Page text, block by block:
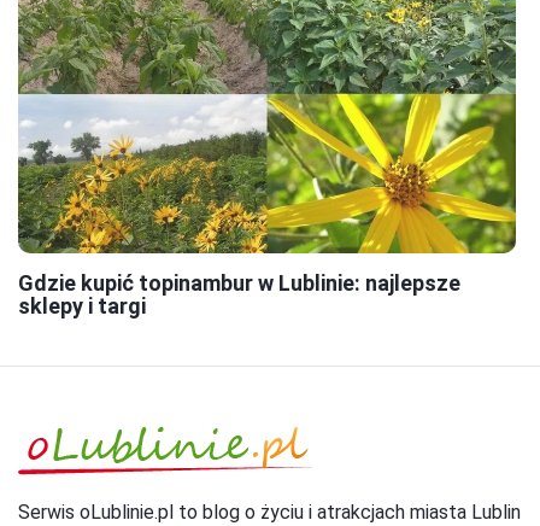
Gdzie kupić topinambur w Lublinie: najlepsze
sklepy i targi
Serwis oLublinie.pl to blog o życiu i atrakcjach miasta Lublin